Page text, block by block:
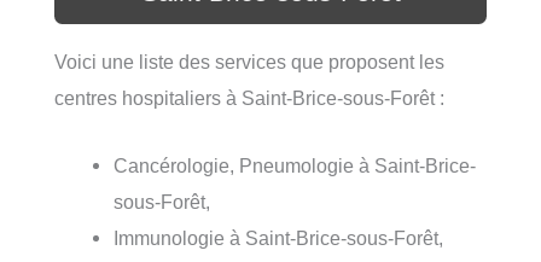
Voici une liste des services que proposent les
centres hospitaliers à Saint-Brice-sous-Forêt :
Cancérologie, Pneumologie à Saint-Brice-
sous-Forêt,
Immunologie à Saint-Brice-sous-Forêt,